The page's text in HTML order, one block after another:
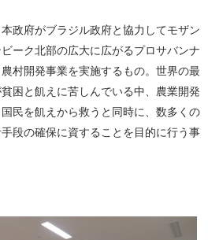
政府がブラジル政府と協力してモザン
ーク北部の広大に広がるプロサバンナ
村開発事業を実施するもの。世界の最
困と飢えに苦しんでいる中、農業開発
民を飢えから救うと同時に、数多くの
段の確保に資することを目的に行う事